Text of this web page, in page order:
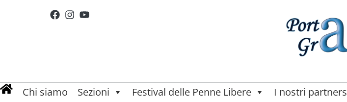
Chi siamo Sezioni Festival delle Penne Libere I nostri partners